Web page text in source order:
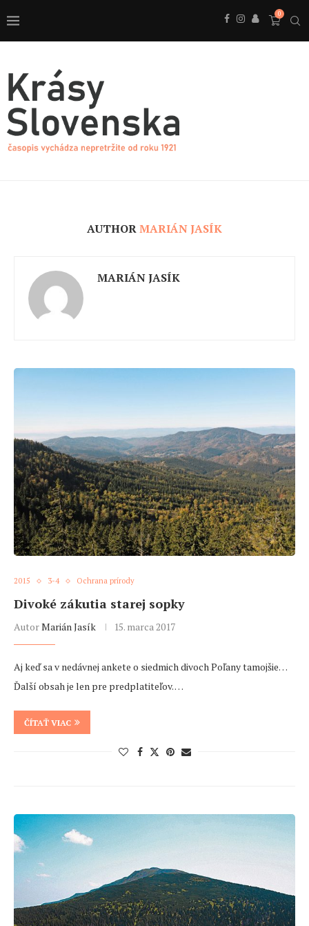
0
AUTHORMARIÁN JASÍK
MARIÁN JASÍK
2015 3-4 Ochrana prírody
Divoké zákutia starej sopky
AutorMarián Jasík 15. marca 2017
Aj keď sa v nedávnej ankete o siedmich divoch Poľany tamojšie…
Ďalší obsah je len pre predplatiteľov. …
ČÍTAŤ VIAC